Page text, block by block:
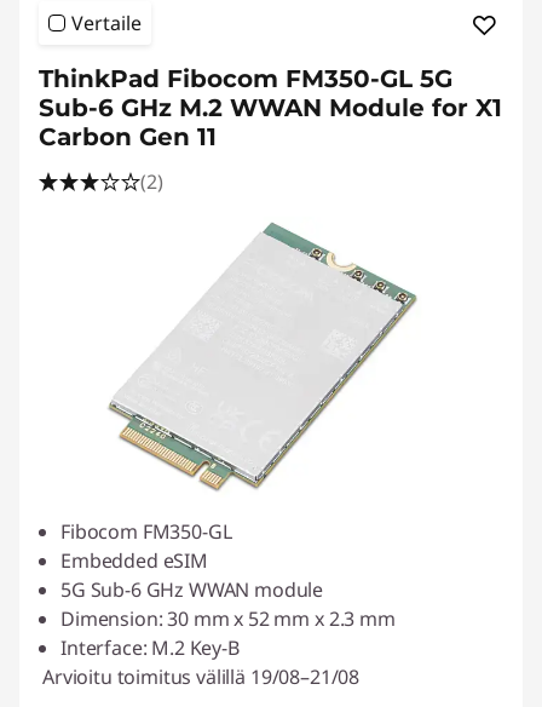
Vertaile
ThinkPad Fibocom FM350-GL 5G
Sub-6 GHz M.2 WWAN Module for X1
Carbon Gen 11
(2)
Fibocom FM350-GL
Embedded eSIM
5G Sub-6 GHz WWAN module
Dimension: 30 mm x 52 mm x 2.3 mm
Interface: M.2 Key-B
Arvioitu toimitus välillä 19/08–21/08